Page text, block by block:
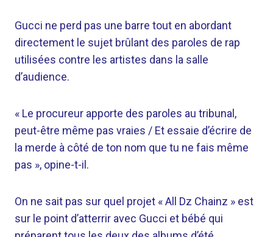
Gucci ne perd pas une barre tout en abordant
directement le sujet brûlant des paroles de rap
utilisées contre les artistes dans la salle
d’audience.
« Le procureur apporte des paroles au tribunal,
peut-être même pas vraies / Et essaie d’écrire de
la merde à côté de ton nom que tu ne fais même
pas », opine-t-il.
On ne sait pas sur quel projet « All Dz Chainz » est
sur le point d’atterrir avec Gucci et bébé qui